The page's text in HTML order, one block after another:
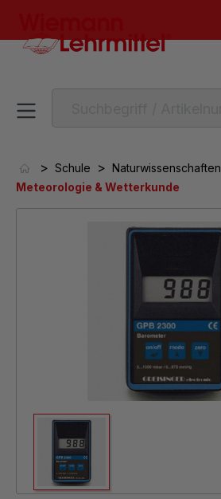
> Schule > Naturwissenschaften
Meteorologie & Wetterkunde
Bildergalerie überspringen